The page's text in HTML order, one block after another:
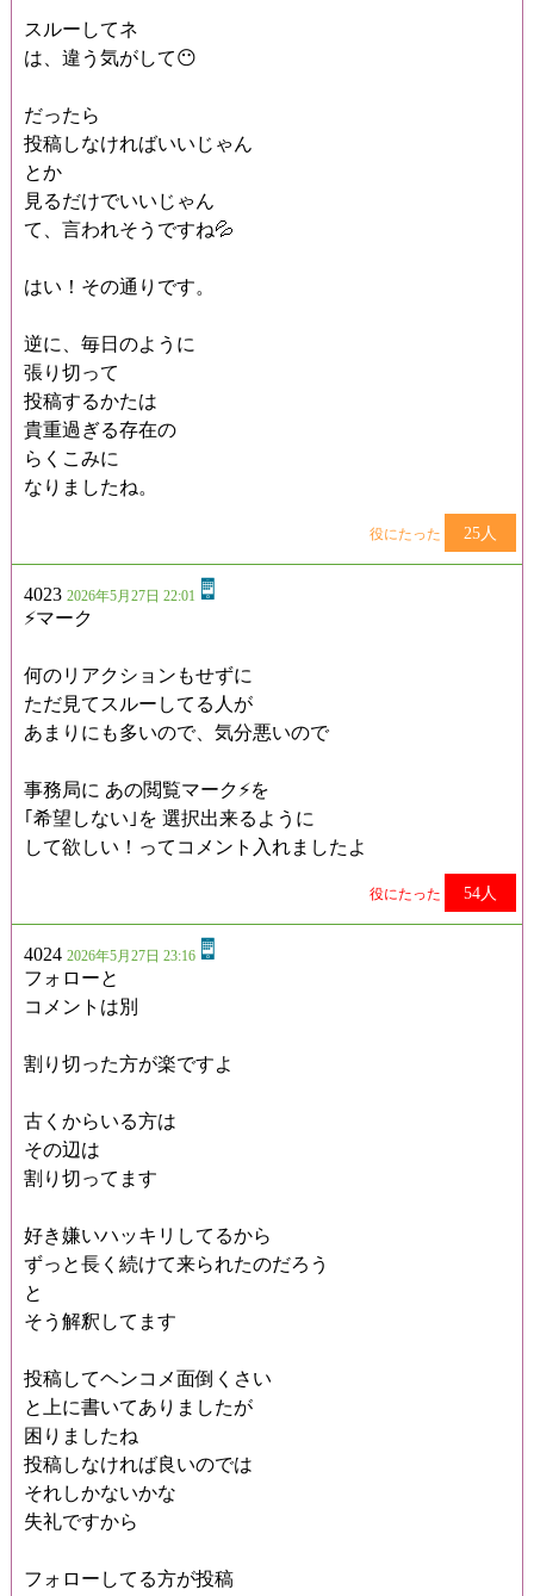
スルーしてネ
は、違う気がして😶
だったら
投稿しなければいいじゃん
とか
見るだけでいいじゃん
て、言われそうですね💦
はい！その通りです。
逆に、毎日のように
張り切って
投稿するかたは
貴重過ぎる存在の
らくこみに
なりましたね。
役にたった 25人
4023 2026年5月27日 22:01
⚡マーク
何のリアクションもせずに
ただ見てスルーしてる人が
あまりにも多いので、気分悪いので
事務局に あの閲覧マーク⚡を
｢希望しない｣を 選択出来るように
して欲しい！ってコメント入れましたよ
役にたった 54人
4024 2026年5月27日 23:16
フォローと
コメントは別
割り切った方が楽ですよ
古くからいる方は
その辺は
割り切ってます
好き嫌いハッキリしてるから
ずっと長く続けて来られたのだろう
と
そう解釈してます
投稿してヘンコメ面倒くさい
と上に書いてありましたが
困りましたね
投稿しなければ良いのでは
それしかないかな
失礼ですから
フォローしてる方が投稿